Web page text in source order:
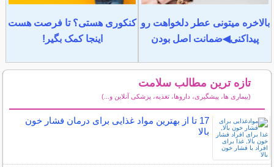
بالاخره میتونی عطر دلخواهت رو
پیداکنی◀ضمانت اصل بودن
کنکوری هستی؟ تا فرصت هست
اینجا کمک بگیر!
تازه ترین مطالب سلامت
(بیماری ها، پیشگیری، داروها، تغذیه، پزشکی آنلاین و...)
17 تا از بهترین مواد غذایی برای درمان فشار خون
بالا